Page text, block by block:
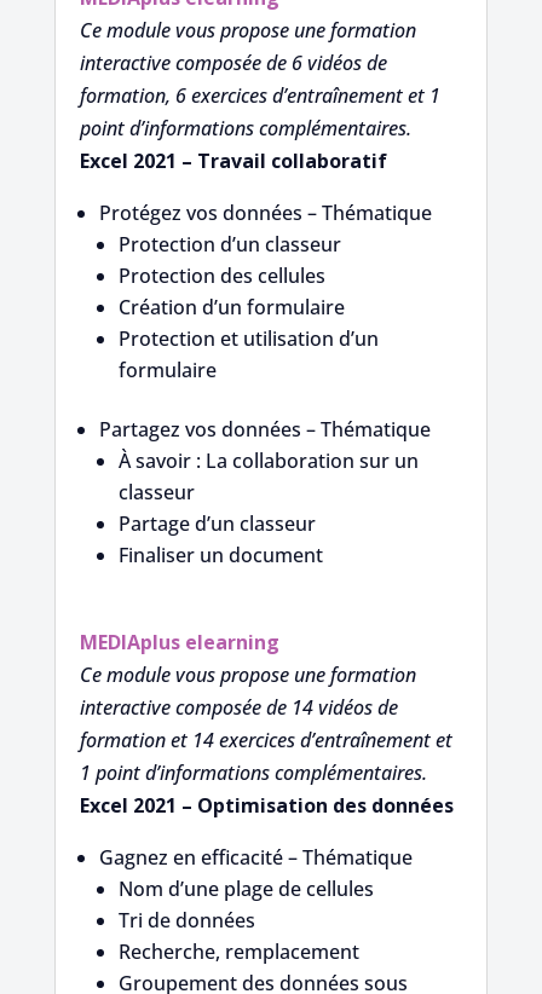
Ce module vous propose une formation
interactive composée de 6 vidéos de
formation, 6 exercices d’entraînement et 1
point d’informations complémentaires.
Excel 2021 – Travail collaboratif
Protégez vos données – Thématique
Protection d’un classeur
Protection des cellules
Création d’un formulaire
Protection et utilisation d’un
formulaire
Partagez vos données – Thématique
À savoir : La collaboration sur un
classeur
Partage d’un classeur
Finaliser un document
MEDIAplus elearning
Ce module vous propose une formation
interactive composée de 14 vidéos de
formation et 14 exercices d’entraînement et
1 point d’informations complémentaires.
Excel 2021 – Optimisation des données
Gagnez en efficacité – Thématique
Nom d’une plage de cellules
Tri de données
Recherche, remplacement
Groupement des données sous